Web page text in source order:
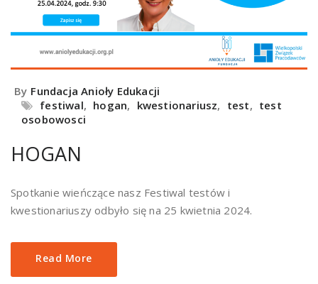
By Fundacja Anioły Edukacji
festiwal, hogan, kwestionariusz, test, test
osobowosci
HOGAN
Spotkanie wieńczące nasz Festiwal testów i
kwestionariuszy odbyło się na 25 kwietnia 2024.
Read More